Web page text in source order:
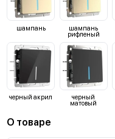
шампань шампань
рифленый
черный акрил черный
матовый
О товаре